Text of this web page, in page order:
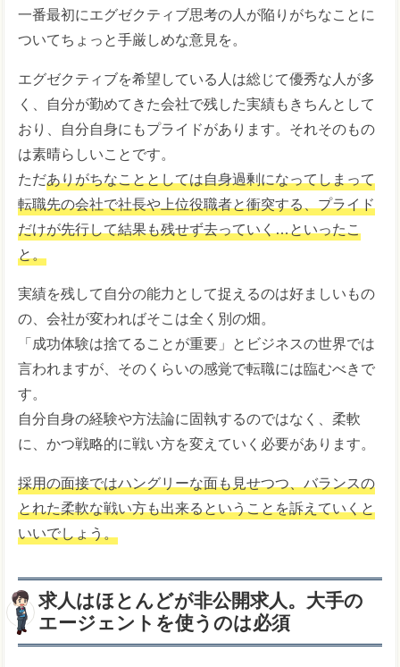
一番最初にエグゼクティブ思考の人が陥りがちなことに
ついてちょっと手厳しめな意見を。
エグゼクティブを希望している人は総じて優秀な人が多
く、自分が勤めてきた会社で残した実績もきちんとして
おり、自分自身にもプライドがあります。それそのもの
は素晴らしいことです。
ただありがちなこととしては自身過剰になってしまって
転職先の会社で社長や上位役職者と衝突する、プライド
だけが先行して結果も残せず去っていく…といったこ
と。
実績を残して自分の能力として捉えるのは好ましいもの
の、会社が変わればそこは全く別の畑。
「成功体験は捨てることが重要」とビジネスの世界では
言われますが、そのくらいの感覚で転職には臨むべきで
す。
自分自身の経験や方法論に固執するのではなく、柔軟
に、かつ戦略的に戦い方を変えていく必要があります。
採用の面接ではハングリーな面も見せつつ、バランスの
とれた柔軟な戦い方も出来るということを訴えていくと
いいでしょう。
求人はほとんどが非公開求人。大手の
エージェントを使うのは必須